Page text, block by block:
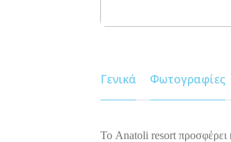
Γενικά Φωτογραφίες
Το Anatoli resort προσφέρει